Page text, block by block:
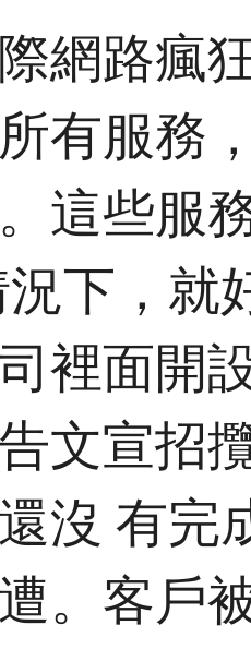
網路瘋
有服務
這些服
下，就
裡面開
文宣招
沒 有完
。客戶